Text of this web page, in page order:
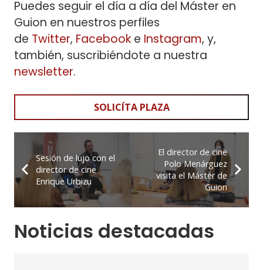
Puedes seguir el día a día del Máster en
Guion en nuestros perfiles
de Twitter, Facebook e Instagram, y,
también, suscribiéndote a nuestra
newsletter.
SOLICÍTA PLAZA
Sesión de lujo con el
director de cine
Enrique Urbizu
El director de cine
Polo Menárguez
visita el Máster de
Guion
Noticias destacadas